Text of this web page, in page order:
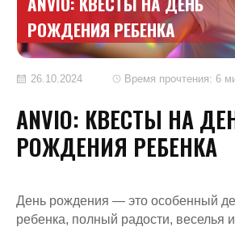
ANVIO: КВЕСТЫ НА
РОЖДЕНИЯ РЕБЕНКА
День рождения — это особенный
ребенка, полный радости, веселья